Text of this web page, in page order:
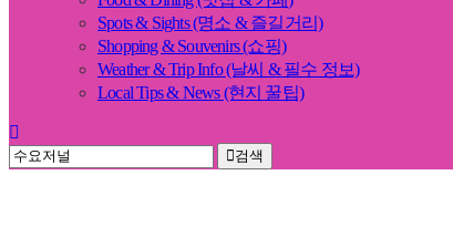
Spots & Sights (명소 & 즐길거리)
Shopping & Souvenirs (쇼핑)
Weather & Trip Info (날씨 & 필수 정보)
Local Tips & News (현지 꿀팁)
검색